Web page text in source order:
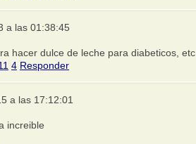
a las 01:38:45
hacer dulce de leche para diabeticos, etc
4 Responder
a las 17:12:01
increible